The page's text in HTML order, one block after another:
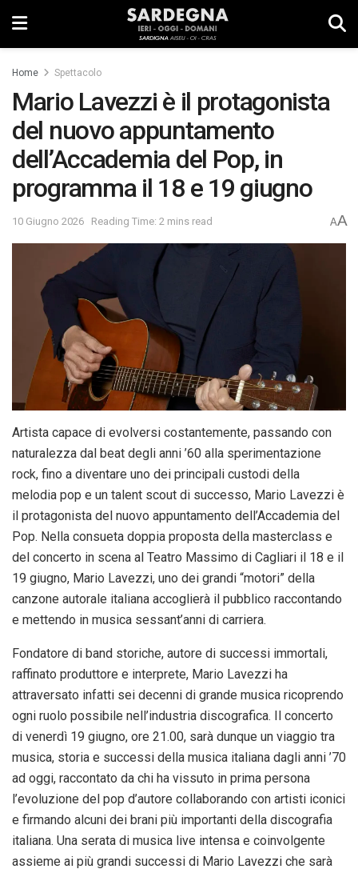
Home Spettacolo
Mario Lavezzi è il protagonista
del nuovo appuntamento
dell’Accademia del Pop, in
programma il 18 e 19 giugno
10 Giugno 2026 Reading Time: 2 mins read AA
Artista capace di evolversi costantemente, passando con
naturalezza dal beat degli anni ’60 alla sperimentazione
rock, fino a diventare uno dei principali custodi della
melodia pop e un talent scout di successo, Mario Lavezzi è
il protagonista del nuovo appuntamento dell’Accademia del
Pop. Nella consueta doppia proposta della masterclass e
del concerto in scena al Teatro Massimo di Cagliari il 18 e il
19 giugno, Mario Lavezzi, uno dei grandi “motori” della
canzone autorale italiana accoglierà il pubblico raccontando
e mettendo in musica sessant’anni di carriera.
Fondatore di band storiche, autore di successi immortali,
raffinato produttore e interprete, Mario Lavezzi ha
attraversato infatti sei decenni di grande musica ricoprendo
ogni ruolo possibile nell’industria discografica. Il concerto
di venerdì 19 giugno, ore 21.00, sarà dunque un viaggio tra
musica, storia e successi della musica italiana dagli anni ’70
ad oggi, raccontato da chi ha vissuto in prima persona
l’evoluzione del pop d’autore collaborando con artisti iconici
e firmando alcuni dei brani più importanti della discografia
italiana. Una serata di musica live intensa e coinvolgente
assieme ai più grandi successi di Mario Lavezzi che sarà